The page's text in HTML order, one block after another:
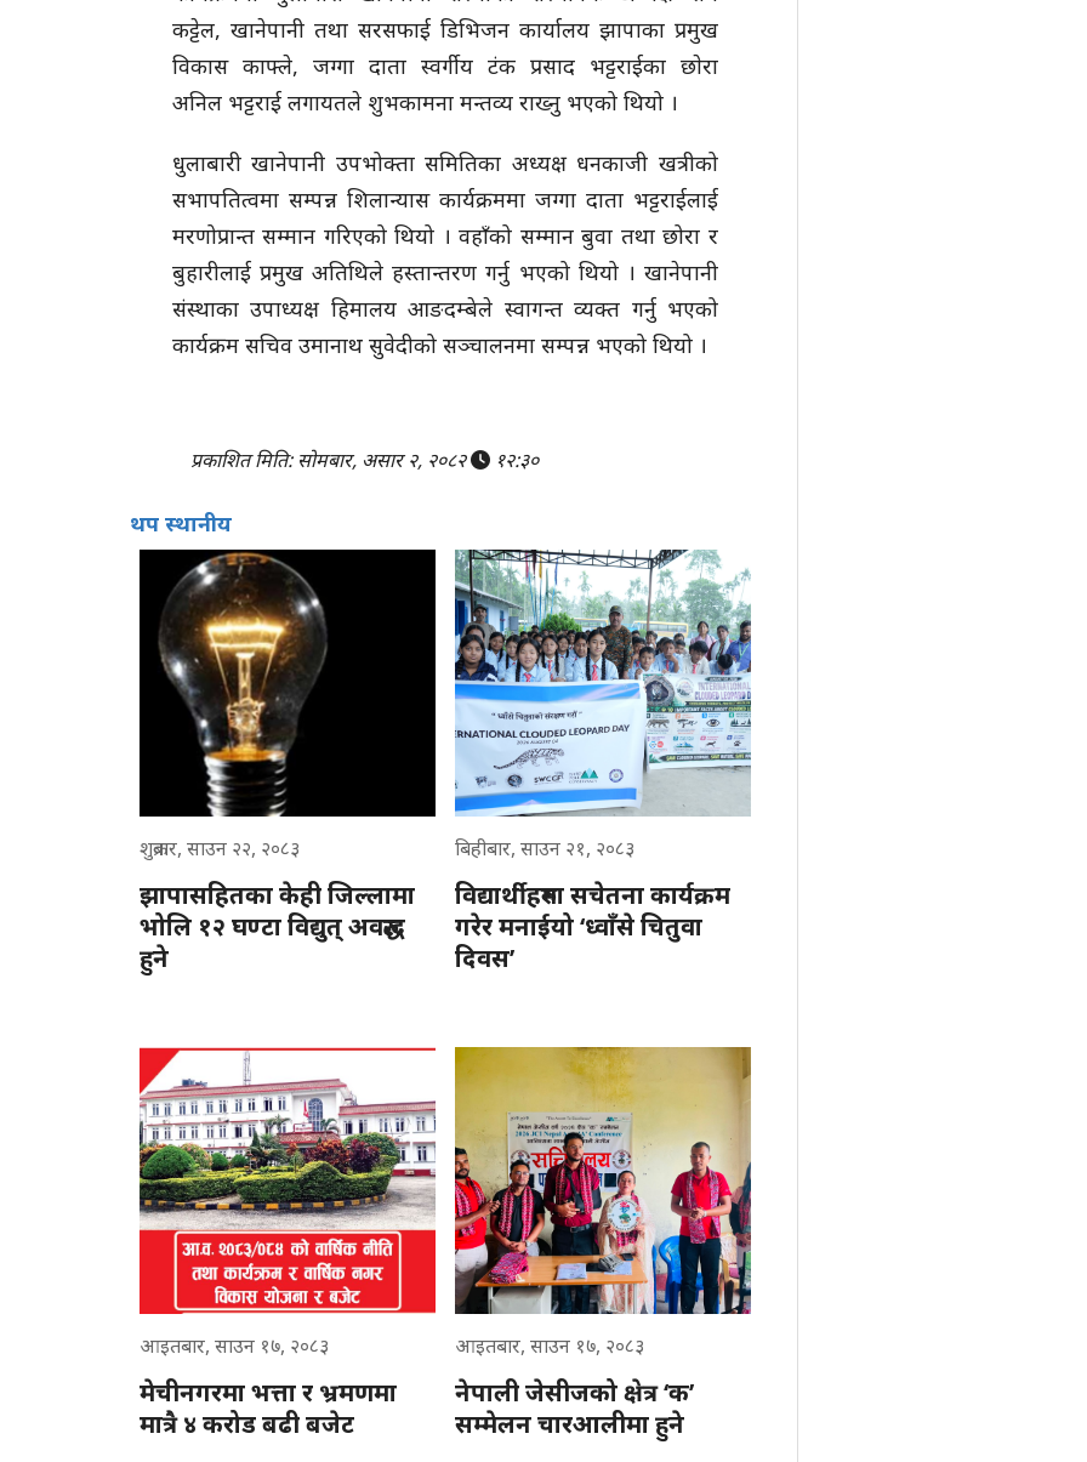
कट्टेल, खानेपानी तथा सरसफाई डिभिजन कार्यालय झापाका प्रमुख
विकास काफ्ले, जग्गा दाता स्वर्गीय टंक प्रसाद भट्टराईका छाेरा
अनिल भट्टराई लगायतले शुभकामना मन्तव्य राख्नु भएको थियो ।
धुलाबारी खानेपानी उपभोक्ता समितिका अध्यक्ष धनकाजी खत्रीको
सभापतित्वमा सम्पन्न शिलान्यास कार्यक्रममा जग्गा दाता भट्टराईलाई
मरणोप्रान्त सम्मान गरिएको थियो । वहाँको सम्मान बुवा तथा छोरा र
बुहारीलाई प्रमुख अतिथिले हस्तान्तरण गर्नु भएको थियो । खानेपानी
संस्थाका उपाध्यक्ष हिमालय आङदम्बेले स्वागन्त व्यक्त गर्नु भएको
कार्यक्रम सचिव उमानाथ सुवेदीको सञ्चालनमा सम्पन्न भएको थियो ।
प्रकाशित मिति: सोमबार, असार २, २०८२ १२:३०
थप स्थानीय
शुक्रबार, साउन २२, २०८३
झापासहितका केही जिल्लामा
भोलि १२ घण्टा विद्युत् अवरुद्ध
हुने
बिहीबार, साउन २१, २०८३
विद्यार्थीहरुमा सचेतना कार्यक्रम
गरेर मनाईयो ‘ध्वाँसे चितुवा
दिवस’
आइतबार, साउन १७, २०८३
मेचीनगरमा भत्ता र भ्रमणमा
मात्रै ४ करोड बढी बजेट
आइतबार, साउन १७, २०८३
नेपाली जेसीजको क्षेत्र ‘क’
सम्मेलन चारआलीमा हुने